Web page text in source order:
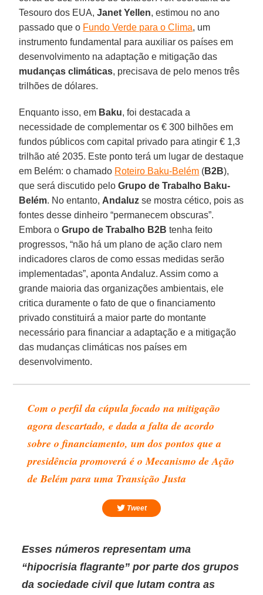
Tesouro dos EUA,Janet Yellen, estimou no ano
passado que o Fundo Verde para o Clima, um
instrumento fundamental para auxiliar os países em
desenvolvimento na adaptação e mitigação das
mudanças climáticas, precisava de pelo menos três
trilhões de dólares.
Enquanto isso, em Baku, foi destacada a
necessidade de complementar os € 300 bilhões em
fundos públicos com capital privado para atingir € 1,3
trilhão até 2035. Este ponto terá um lugar de destaque
em Belém: o chamado Roteiro Baku-Belém (B2B),
que será discutido peloGrupo de Trabalho Baku-
Belém. No entanto, Andaluz se mostra cético, pois as
fontes desse dinheiro “permanecem obscuras”.
Embora oGrupo de Trabalho B2B tenha feito
progressos, “não há um plano de ação claro nem
indicadores claros de como essas medidas serão
implementadas”, aponta Andaluz. Assim como a
grande maioria das organizações ambientais, ele
critica duramente o fato de que o financiamento
privado constituirá a maior parte do montante
necessário para financiar a adaptação e a mitigação
das mudanças climáticas nos países em
desenvolvimento.
Com o perfil da cúpula focado na mitigação
agora descartado, e dada a falta de acordo
sobre o financiamento, um dos pontos que a
presidência promoverá é o Mecanismo de Ação
de Belém para uma Transição Justa
Tweet
Esses números representam uma
“hipocrisia flagrante” por parte dos grupos
da sociedade civil que lutam contra as